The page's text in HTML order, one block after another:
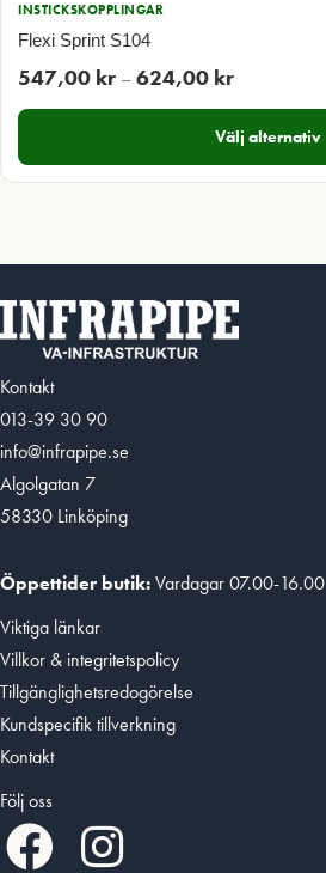
INSTICKSKOPPLINGAR
Flexi Sprint S104
547,00 kr – 624,00 krPrisintervall:
547,00 kr
till
624,00 kr
Välj alternativ
Kontakt
013-39 30 90
info@infrapipe.se
Algolgatan 7
58330 Linköping
Öppettider butik:Vardagar 07.00-16.00
Viktiga länkar
Villkor & integritetspolicy
Tillgänglighetsredogörelse
Kundspecifik tillverkning
Kontakt
Följ oss